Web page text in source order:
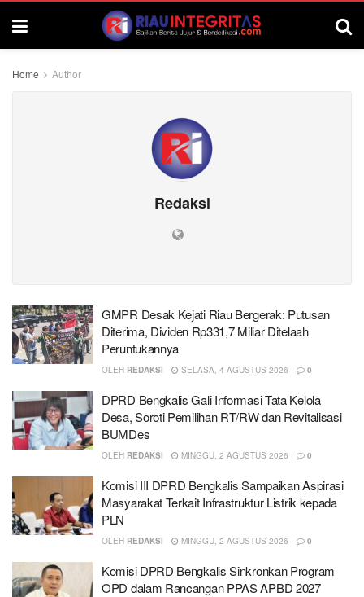
Home Author
Redaksi
GMPR Desak Kejati Riau Bergerak: Putusan
Diterima, Dividen Rp331,7 Miliar Ditelaah
Peruntukannya
OLEH REDAKSI SELASA, 4 AGUSTUS 2026 0
DPRD Bengkalis Gali Informasi Tata Kelola
Desa, Soroti Pemilihan RT/RW dan Revitalisasi
BUMDes
OLEH REDAKSI MINGGU, 2 AGUSTUS 2026 0
Komisi III DPRD Bengkalis Sampaikan Aspirasi
Masyarakat Terkait Infrastruktur Listrik kepada
PLN
OLEH REDAKSI MINGGU, 2 AGUSTUS 2026 0
Komisi DPRD Bengkalis Sinkronkan Program
OPD dalam Rancangan PPAS APBD 2027